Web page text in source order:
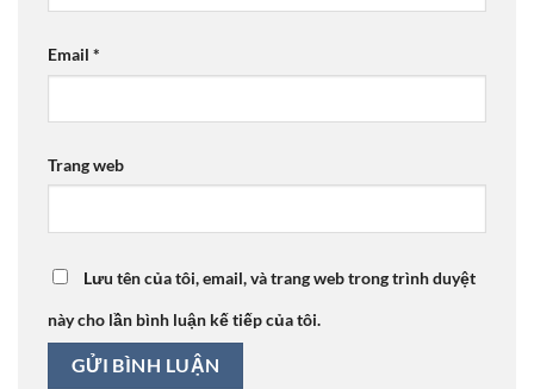
Email *
Trang web
Lưu tên của tôi, email, và trang web trong trình duyệt
này cho lần bình luận kế tiếp của tôi.